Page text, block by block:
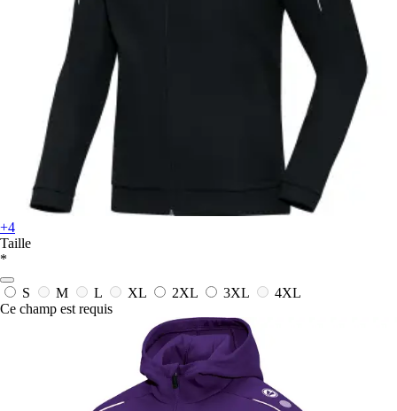
+4
Taille
*
S M L XL 2XL 3XL
4XL
Ce champ est requis